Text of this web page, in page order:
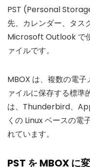
PST (Personal
先、カレンダー、タス
Microsoft Outlook で
ァイルです。
MBOX は、複数の電子
ァイルに保存する標準
は、Thunderbird、
くの Linux ベースの電
れています。
PST を MBOX に